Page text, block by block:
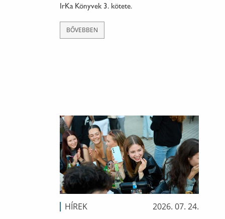
IrKa Könyvek 3. kötete.
BŐVEBBEN
HÍREK 2026. 07. 24.